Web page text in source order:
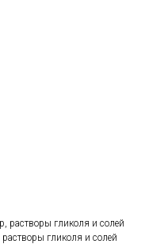
растворы гликоля и солей
гликоля и солей